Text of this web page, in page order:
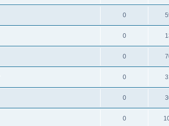
0
0
0
0
0
0